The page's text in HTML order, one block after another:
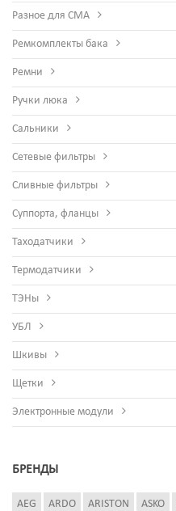
Разное для СМА
Ремкомплекты бака
Ремни
Ручки люка
Сальники
Сетевые фильтры
Сливные фильтры
Суппорта, фланцы
Таходатчики
Термодатчики
ТЭНы
УБЛ
Шкивы
Щетки
Электронные модули
БРЕНДЫ
AEG ARDO ARISTON ASKO